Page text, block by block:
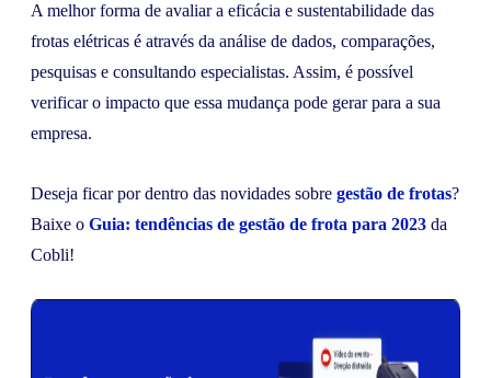
A melhor forma de avaliar a eficácia e sustentabilidade das
frotas elétricas é através da análise de dados, comparações,
pesquisas e consultando especialistas. Assim, é possível
verificar o impacto que essa mudança pode gerar para a sua
empresa.
Deseja ficar por dentro das novidades sobre gestão de frotas?
Baixe o Guia: tendências de gestão de frota para 2023 da
Cobli!